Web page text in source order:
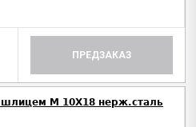
ПРЕДЗАКАЗ
шлицем M 10Х18 нерж.сталь